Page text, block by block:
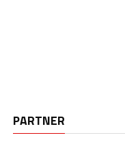
PARTNER